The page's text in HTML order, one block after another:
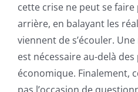
cette crise ne peut se
arrière, en balayant les
viennent de s’écouler.
est nécessaire au-delà
économique. Finalement,